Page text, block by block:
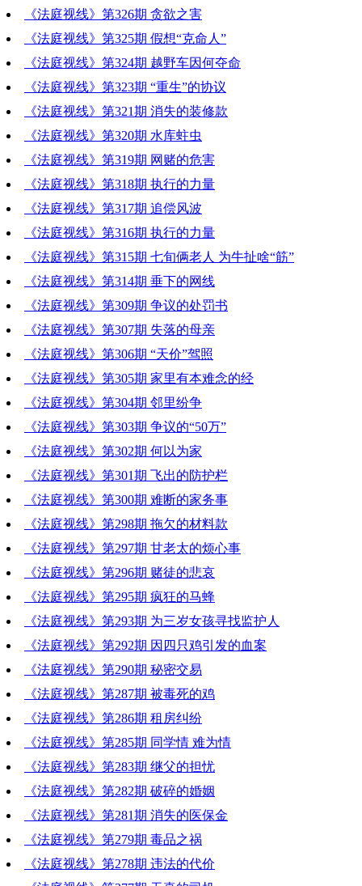
《法庭视线》第326期 贪欲之害
《法庭视线》第325期 假想“克命人”
《法庭视线》第324期 越野车因何夺命
《法庭视线》第323期 “重生”的协议
《法庭视线》第321期 消失的装修款
《法庭视线》第320期 水库蛀虫
《法庭视线》第319期 网赌的危害
《法庭视线》第318期 执行的力量
《法庭视线》第317期 追偿风波
《法庭视线》第316期 执行的力量
《法庭视线》第315期 七旬俩老人 为牛扯啥“筋”
《法庭视线》第314期 垂下的网线
《法庭视线》第309期 争议的处罚书
《法庭视线》第307期 失落的母亲
《法庭视线》第306期 “天价”驾照
《法庭视线》第305期 家里有本难念的经
《法庭视线》第304期 邻里纷争
《法庭视线》第303期 争议的“50万”
《法庭视线》第302期 何以为家
《法庭视线》第301期 飞出的防护栏
《法庭视线》第300期 难断的家务事
《法庭视线》第298期 拖欠的材料款
《法庭视线》第297期 甘老太的烦心事
《法庭视线》第296期 赌徒的悲哀
《法庭视线》第295期 疯狂的马蜂
《法庭视线》第293期 为三岁女孩寻找监护人
《法庭视线》第292期 因四只鸡引发的血案
《法庭视线》第290期 秘密交易
《法庭视线》第287期 被毒死的鸡
《法庭视线》第286期 租房纠纷
《法庭视线》第285期 同学情 难为情
《法庭视线》第283期 继父的担忧
《法庭视线》第282期 破碎的婚姻
《法庭视线》第281期 消失的医保金
《法庭视线》第279期 毒品之祸
《法庭视线》第278期 违法的代价